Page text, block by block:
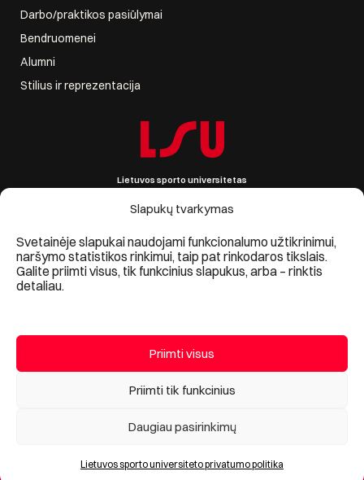
Slapukų tvarkymas
Svetainėje slapukai naudojami funkcionalumo užtikrinimui,
naršymo statistikos rinkimui, taip pat rinkodaros tikslais.
Galite priimti visus, tik funkcinius slapukus, arba – rinktis
detaliau.
Priimti visus
Priimti tik funkcinius
Daugiau pasirinkimų
Lietuvos sporto universiteto privatumo politika
Darbo/praktikos pasiūlymai
Bendruomenei
Alumni
Stilius ir reprezentacija
Lietuvos sporto universitetas
Sporto g. 6, LT-44221 Kaunas, Lietuva
Įmonės kodas 111951530
PVM mokėtojo kodas LT119515314
Asmens duomenų apsauga / Lietuvos sporto universiteto privatumo